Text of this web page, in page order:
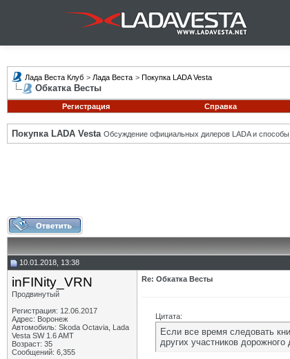
Лада Веста Клуб > Лада Веста > Покупка LADA Vesta
Обкатка Весты
Регистрация
Справка
Покупка LADA Vesta Обсуждение официальных дилеров LADA и способы
10.01.2018, 13:38
inFINity_VRN
Продвинутый
Регистрация: 12.06.2017
Адрес: Воронеж
Автомобиль: Skoda Octavia, Lada
Vesta SW 1.6 AMT
Возраст: 35
Сообщений: 6,355
Re: Обкатка Весты
Цитата:
Если все время следовать
других участников